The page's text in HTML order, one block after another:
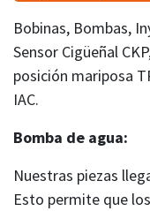
Bobinas, Bombas,
Sensor Cigüeñal
posición mariposa
IAC.
Bomba de agua:
Nuestras piezas
Esto permite que